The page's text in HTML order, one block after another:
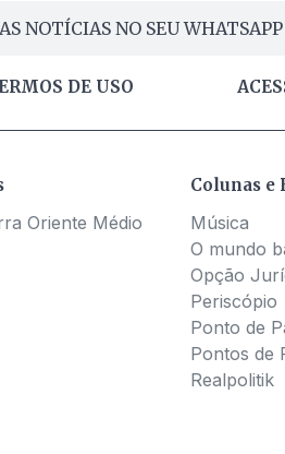
NOTÍCIAS NO SEU WHATSAPP
DE USO
Oriente Médio
Colunas e
Música
O mundo
Opção
Periscópio
Ponto de
Pontos de
Realpolitik